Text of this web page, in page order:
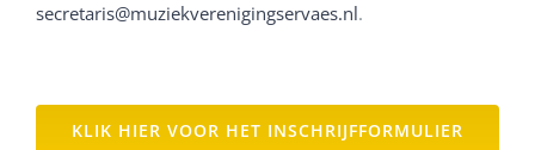
secretaris@muziekverenigingservaes.nl.
KLIK HIER VOOR HET INSCHRIJFFORMULIER